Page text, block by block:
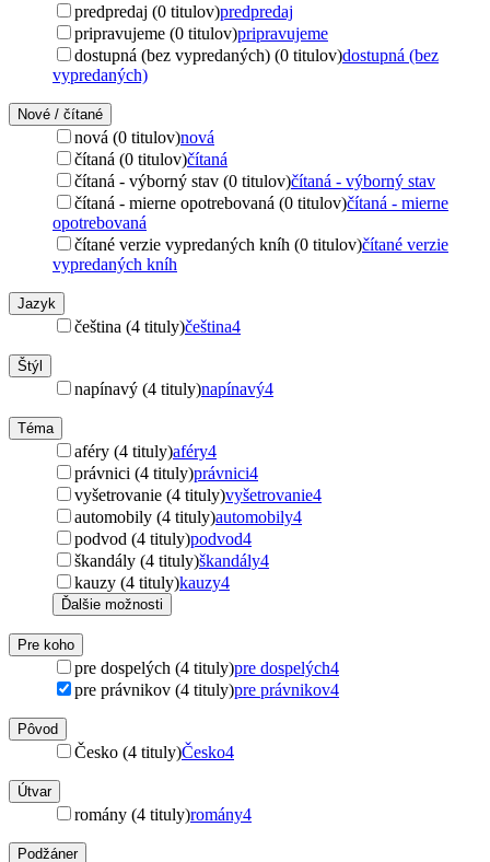
predpredaj (0 titulov)predpredaj
pripravujeme (0 titulov)pripravujeme
dostupná (bez vypredaných) (0 titulov)dostupná (bez
vypredaných)
Nové / čítané
nová (0 titulov)nová
čítaná (0 titulov)čítaná
čítaná - výborný stav (0 titulov)čítaná - výborný stav
čítaná - mierne opotrebovaná (0 titulov)čítaná - mierne
opotrebovaná
čítané verzie vypredaných kníh (0 titulov)čítané verzie
vypredaných kníh
Jazyk
čeština (4 tituly)čeština4
Štýl
napínavý (4 tituly)napínavý4
Téma
aféry (4 tituly)aféry4
právnici (4 tituly)právnici4
vyšetrovanie (4 tituly)vyšetrovanie4
automobily (4 tituly)automobily4
podvod (4 tituly)podvod4
škandály (4 tituly)škandály4
kauzy (4 tituly)kauzy4
Ďalšie možnosti
Pre koho
pre dospelých (4 tituly)pre dospelých4
pre právnikov (4 tituly)pre právnikov4
Pôvod
Česko (4 tituly)Česko4
Útvar
romány (4 tituly)romány4
Podžáner